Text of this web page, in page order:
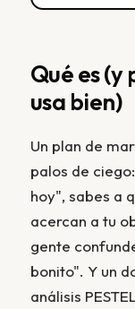
Qué es (y
usa bien)
Un plan de
palos de
hoy", sabes a
acercan a tu
gente
bonito". Y un
análisis